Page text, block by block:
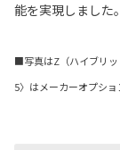
能を実現しました。
■写真はZ（ハイブリ
5〉はメーカーオプショ